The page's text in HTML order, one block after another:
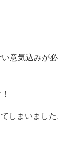
意気込みが
しまいました